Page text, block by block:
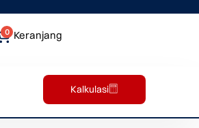
0 Keranjang
Kalkulasi